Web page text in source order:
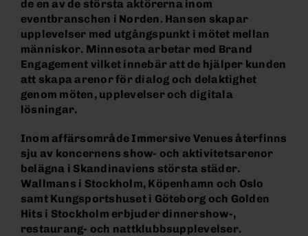
de en av de största aktörerna inom
eventbranschen i Norden. Hansen skapar
upplevelser med utgångspunkt i mötet mellan
människor. Minnesota arbetar med Brand
Engagement vilket innebär att de hjälper kunden
att skapa arenor för dialog och delaktighet
genom möten, upplevelser och digitala
lösningar.
Inom affärsområde Immersive Venues återfinns
sju av koncernens show- och aktivitetsarenor
belägna i Skandinaviens största städer.
Wallmans i Stockholm, Köpenhamn och Oslo
samt Kungsportshuset i Göteborg och Golden
Hits i Stockholm erbjuder dinnershow-,
restaurang- och nattklubbsupplevelser.